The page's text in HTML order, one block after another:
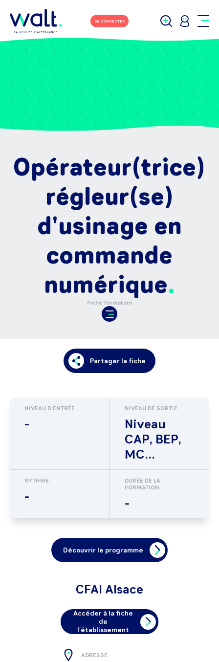
SE CONNECTER
Opérateur(trice)
régleur(se)
d'usinage en
commande
numérique
Fiche formation
Partager la fiche
NIVEAU D'ENTRÉE
-
NIVEAU DE SORTIE
Niveau
CAP, BEP,
MC...
RYTHME
-
DURÉE DE LA
FORMATION
-
Découvrir le programme
CFAI Alsace
Accéder à la fiche
de
l'établissement
ADRESSE